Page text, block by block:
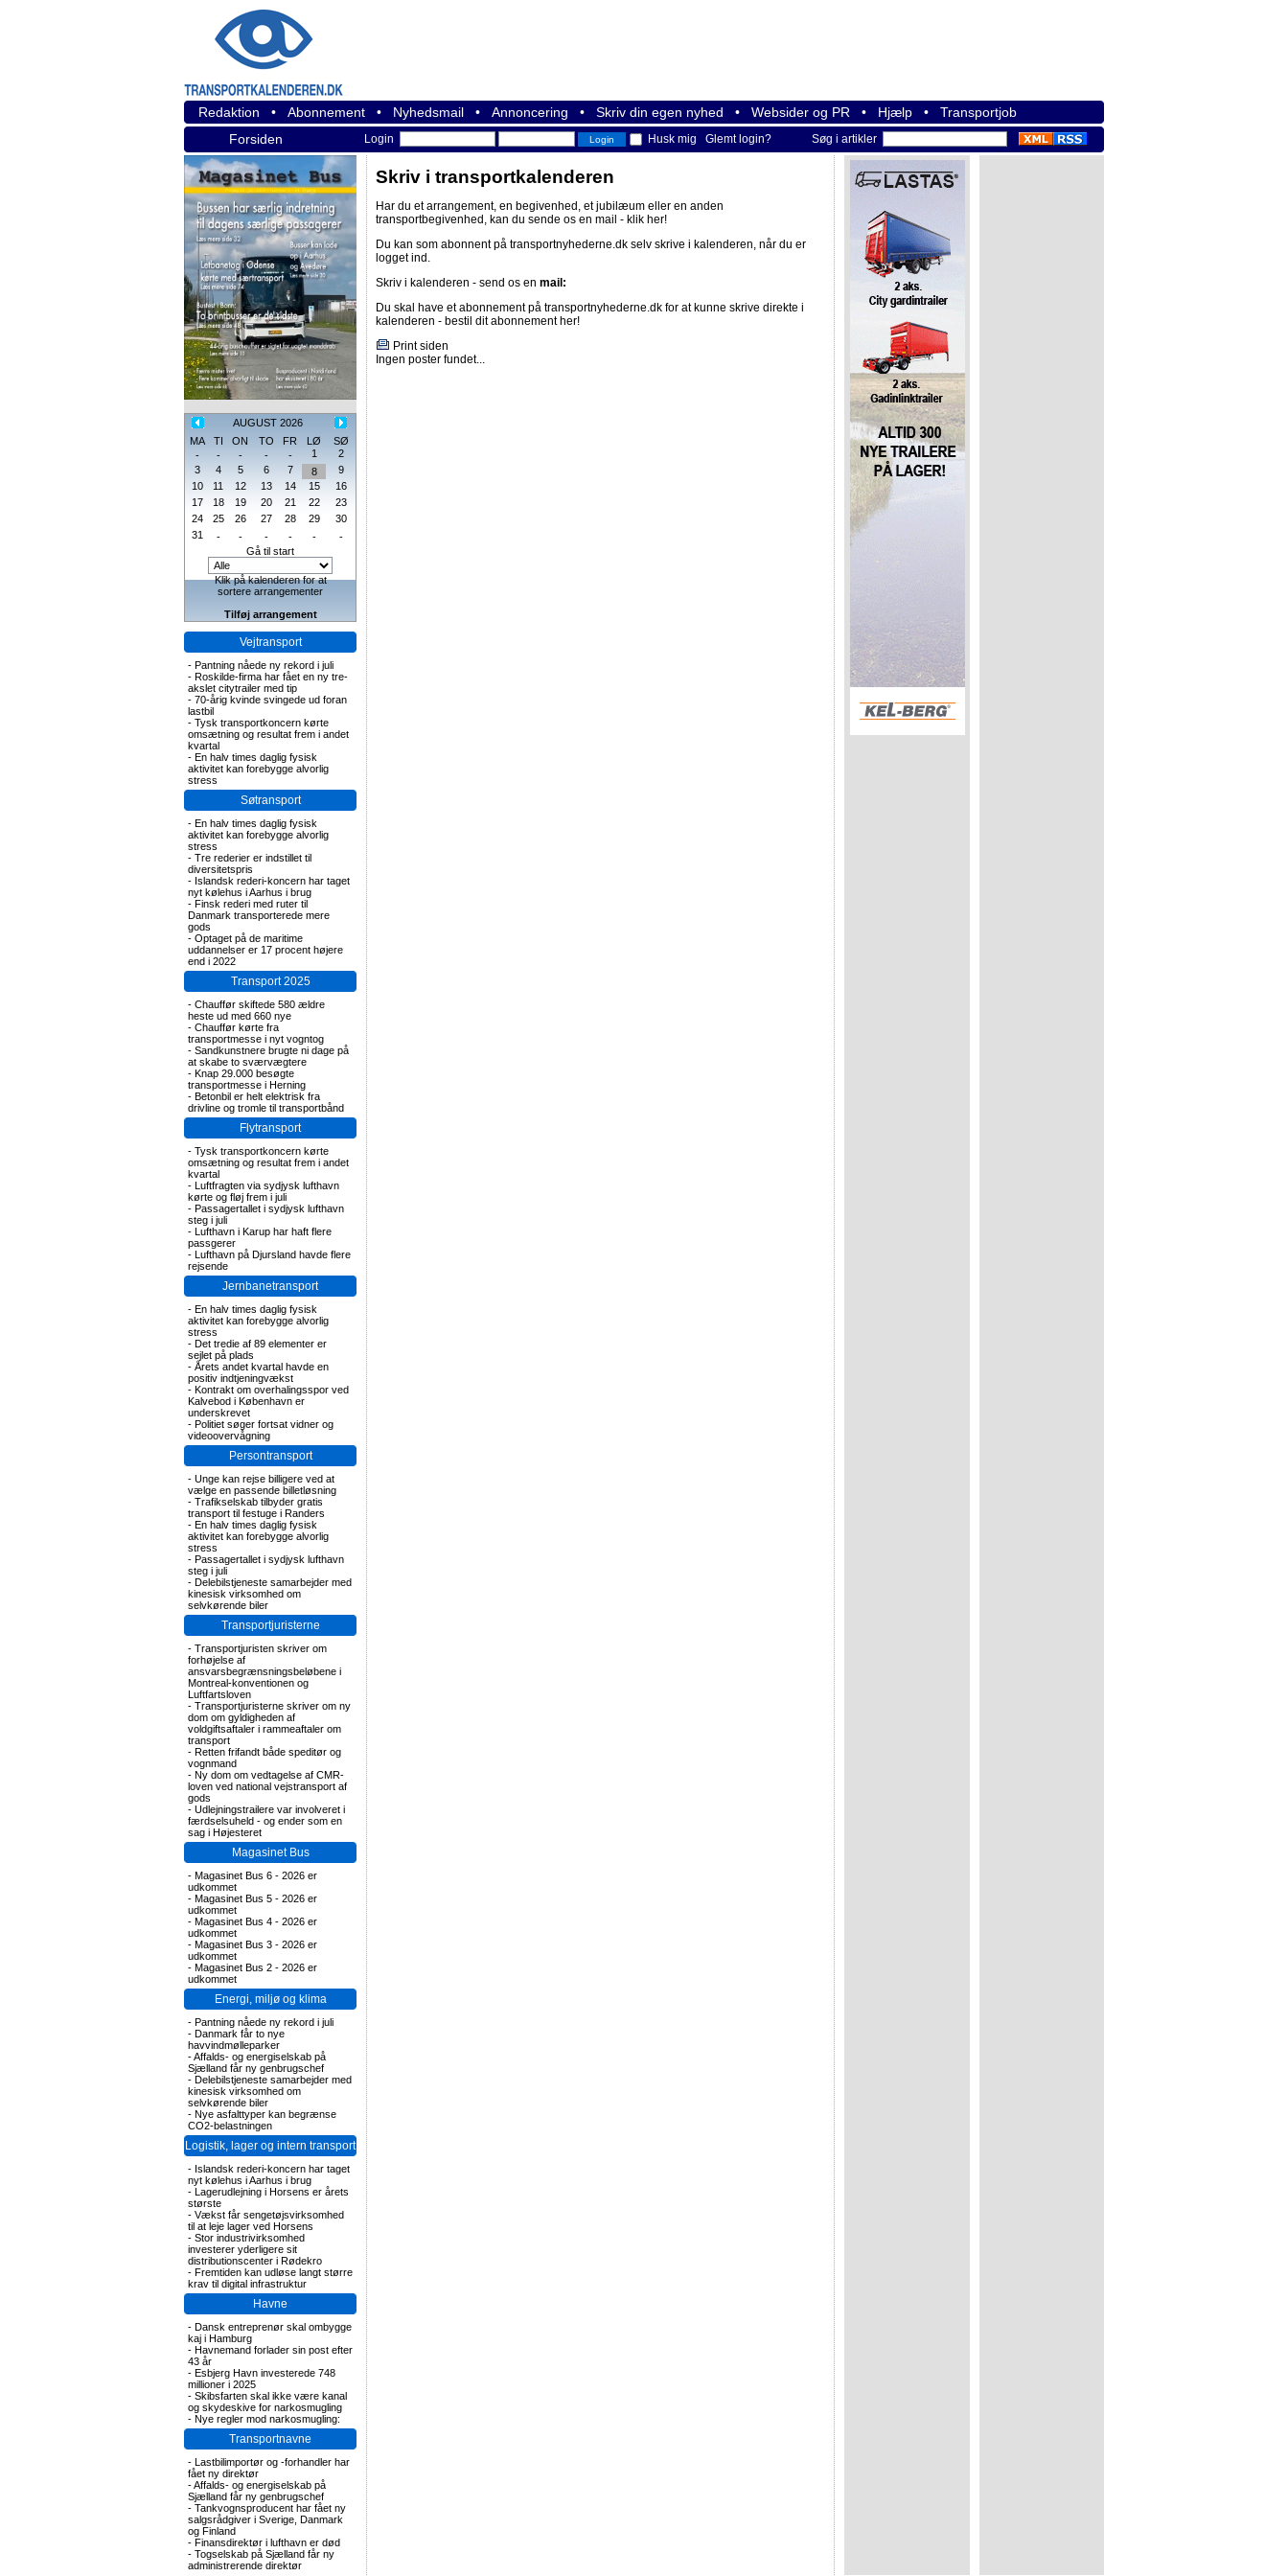
Redaktion • Abonnement • Nyhedsmail • Annoncering • Skriv din egen nyhed • Websider og PR • Hjælp • Transportjob
Forsiden
Login Husk mig Glemt login? Søg i artikler
AUGUST 2026
MA
TI ON TO FR LØ
SØ
-
- - - - 1
2
3
4 5 6 7 8
9
10
11 12 13 14 15
16
17
18 19 20 21 22
23
24
25 26 27 28 29
30
31
- - - - -
-
Gå til start
Klik på kalenderen for at
sortere arrangementer
Tilføj arrangement
Vejtransport
- Pantning nåede ny rekord i juli
- Roskilde-firma har fået en ny tre-
akslet citytrailer med tip
- 70-årig kvinde svingede ud foran
lastbil
- Tysk transportkoncern kørte
omsætning og resultat frem i andet
kvartal
- En halv times daglig fysisk
aktivitet kan forebygge alvorlig
stress
Søtransport
- En halv times daglig fysisk
aktivitet kan forebygge alvorlig
stress
- Tre rederier er indstillet til
diversitetspris
- Islandsk rederi-koncern har taget
nyt kølehus i Aarhus i brug
- Finsk rederi med ruter til
Danmark transporterede mere
gods
- Optaget på de maritime
uddannelser er 17 procent højere
end i 2022
Transport 2025
- Chauffør skiftede 580 ældre
heste ud med 660 nye
- Chauffør kørte fra
transportmesse i nyt vogntog
- Sandkunstnere brugte ni dage på
at skabe to sværvægtere
- Knap 29.000 besøgte
transportmesse i Herning
- Betonbil er helt elektrisk fra
drivline og tromle til transportbånd
Flytransport
- Tysk transportkoncern kørte
omsætning og resultat frem i andet
kvartal
- Luftfragten via sydjysk lufthavn
kørte og fløj frem i juli
- Passagertallet i sydjysk lufthavn
steg i juli
- Lufthavn i Karup har haft flere
passgerer
- Lufthavn på Djursland havde flere
rejsende
Jernbanetransport
- En halv times daglig fysisk
aktivitet kan forebygge alvorlig
stress
- Det tredie af 89 elementer er
sejlet på plads
- Årets andet kvartal havde en
positiv indtjeningvækst
- Kontrakt om overhalingsspor ved
Kalvebod i København er
underskrevet
- Politiet søger fortsat vidner og
videoovervågning
Persontransport
- Unge kan rejse billigere ved at
vælge en passende billetløsning
- Trafikselskab tilbyder gratis
transport til festuge i Randers
- En halv times daglig fysisk
aktivitet kan forebygge alvorlig
stress
- Passagertallet i sydjysk lufthavn
steg i juli
- Delebilstjeneste samarbejder med
kinesisk virksomhed om
selvkørende biler
Transportjuristerne
- Transportjuristen skriver om
forhøjelse af
ansvarsbegrænsningsbeløbene i
Montreal-konventionen og
Luftfartsloven
- Transportjuristerne skriver om ny
dom om gyldigheden af
voldgiftsaftaler i rammeaftaler om
transport
- Retten frifandt både speditør og
vognmand
- Ny dom om vedtagelse af CMR-
loven ved national vejstransport af
gods
- Udlejningstrailere var involveret i
færdselsuheld - og ender som en
sag i Højesteret
Magasinet Bus
- Magasinet Bus 6 - 2026 er
udkommet
- Magasinet Bus 5 - 2026 er
udkommet
- Magasinet Bus 4 - 2026 er
udkommet
- Magasinet Bus 3 - 2026 er
udkommet
- Magasinet Bus 2 - 2026 er
udkommet
Energi, miljø og klima
- Pantning nåede ny rekord i juli
- Danmark får to nye
havvindmølleparker
-Affalds- og energiselskab på
Sjælland får ny genbrugschef
- Delebilstjeneste samarbejder med
kinesisk virksomhed om
selvkørende biler
- Nye asfalttyper kan begrænse
CO2-belastningen
Logistik, lager og intern transport
- Islandsk rederi-koncern har taget
nyt kølehus i Aarhus i brug
- Lagerudlejning i Horsens er årets
største
- Vækst får sengetøjsvirksomhed
til at leje lager ved Horsens
- Stor industrivirksomhed
investerer yderligere sit
distributionscenter i Rødekro
- Fremtiden kan udløse langt større
krav til digital infrastruktur
Havne
- Dansk entreprenør skal ombygge
kaj i Hamburg
- Havnemand forlader sin post efter
43 år
- Esbjerg Havn investerede 748
millioner i 2025
- Skibsfarten skal ikke være kanal
og skydeskive for narkosmugling
- Nye regler mod narkosmugling:
Transportnavne
- Lastbilimportør og -forhandler har
fået ny direktør
-Affalds- og energiselskab på
Sjælland får ny genbrugschef
- Tankvognsproducent har fået ny
salgsrådgiver i Sverige, Danmark
og Finland
- Finansdirektør i lufthavn er død
- Togselskab på Sjælland får ny
administrerende direktør
Skriv i transportkalenderen
Har du et arrangement, en begivenhed, et jubilæum eller en anden
transportbegivenhed, kan du sende os en mail - klik her!
Du kan som abonnent på transportnyhederne.dk selv skrive i kalenderen, når du er
logget ind.
Skriv i kalenderen - send os en mail:
Du skal have et abonnement på transportnyhederne.dk for at kunne skrive direkte i
kalenderen - bestil dit abonnement her!
Print siden
Ingen poster fundet...